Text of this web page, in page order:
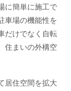
に簡単に施工で
車場の機能性を
だけでなく自転
住まいの外構空
居住空間を拡大